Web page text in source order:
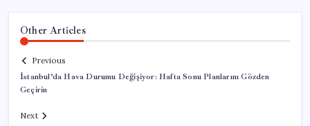
Other Articles
Previous
İstanbul’da Hava Durumu Değişiyor: Hafta Sonu Planlarını Gözden
Geçirin
Next